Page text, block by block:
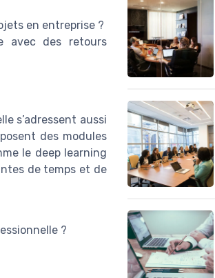
en entreprise ?
avec des retours
s’adressent aussi
des modules
le deep learning
de temps et de
?